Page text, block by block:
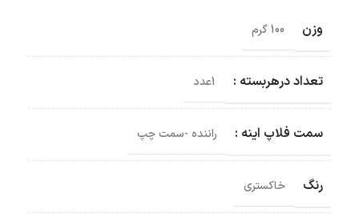
وزن 100 گرم
تعداد درهربسته : 1عدد
سمت فلاپ اینه : راننده -سمت چپ
رنگ خاکستری